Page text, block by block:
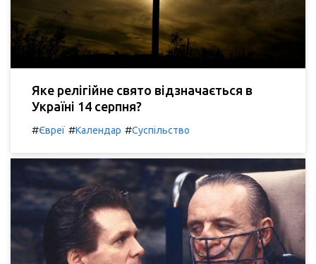
Яке релігійне свято відзначається в
Україні 14 серпня?
#Євреї #Календар #Суспільство